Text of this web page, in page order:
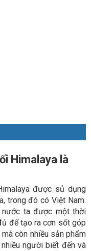
Himalaya là
được sủ dụng
trong đó có Việt Nam.
nước ta được một thời
để tạo ra cơn sốt góp
còn nhiều sản phẩm
người biết đến và